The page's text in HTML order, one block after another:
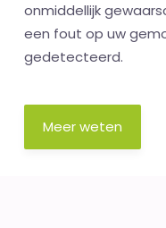
onmiddellijk
een fout op uw
gedetecteerd.
Meer weten